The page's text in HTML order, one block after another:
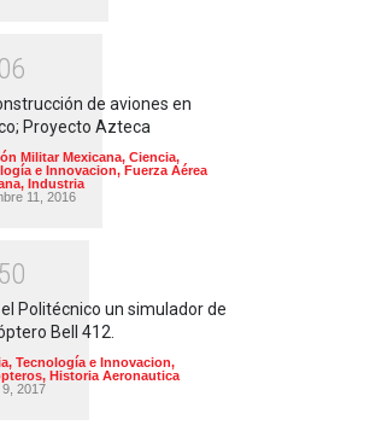
06
de aviones en
Proyecto Azteca
Militar Mexicana, Ciencia,
e Innovacion, Fuerza Aérea
, Industria
11, 2016
50
Politécnico un simulador de
Bell 412.
Tecnología e Innovacion,
, Historia Aeronautica
2017